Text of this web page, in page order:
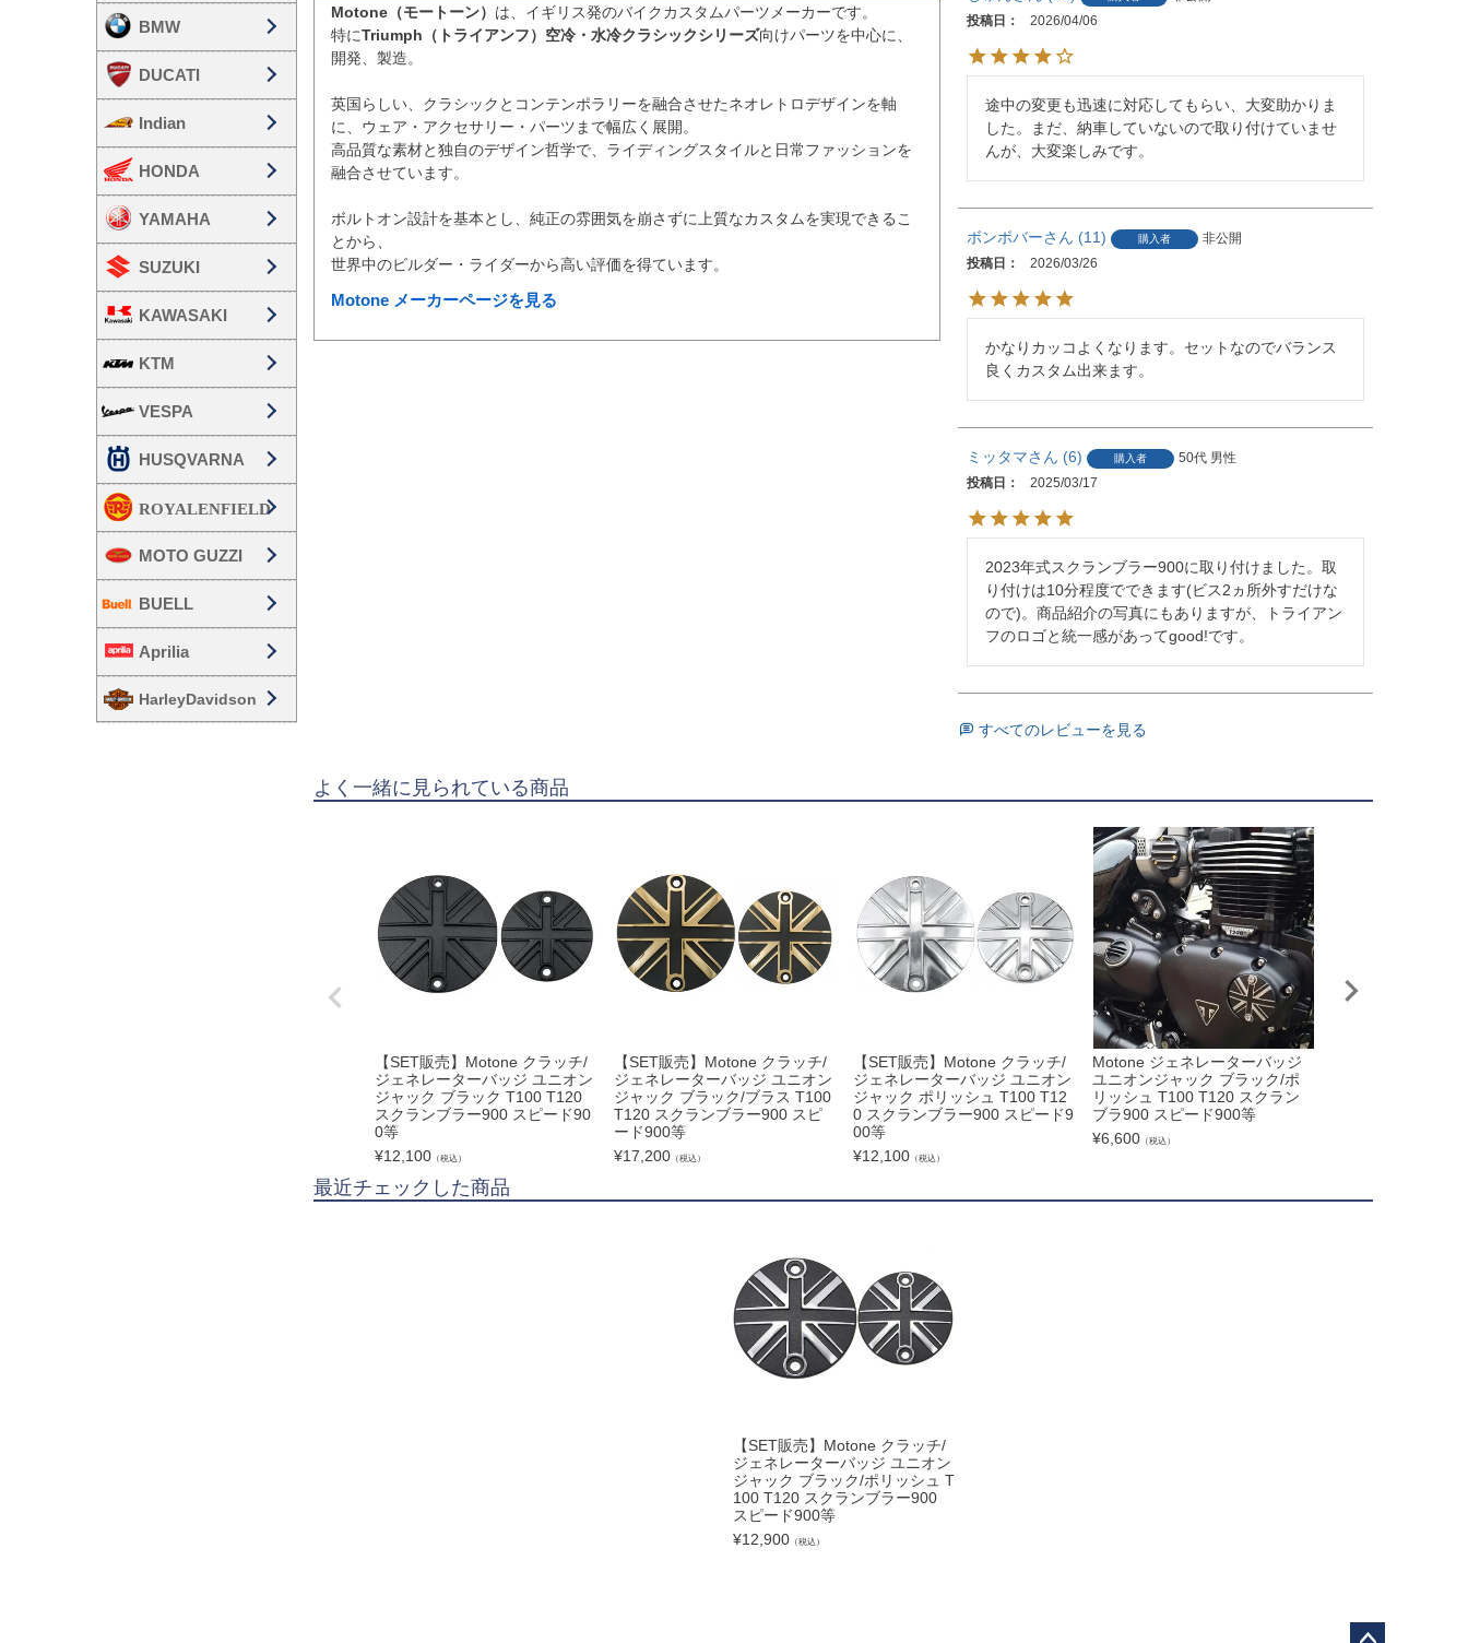
BMW
DUCATI
Indian
HONDA
YAMAHA
SUZUKI
KAWASAKI
KTM
VESPA
HUSQVARNA
MOTO GUZZI
BUELL
Aprilia
HarleyDavidson
Motone（モートーン） は、イギリス発のバイクカスタムパーツメーカーです。
特にTriumph（トライアンフ）空冷・水冷クラシックシリーズ向けパーツを中心に、
開発、製造。
英国らしい、クラシックとコンテンポラリーを融合させたネオレトロデザインを軸
に、ウェア・アクセサリー・パーツまで幅広く展開。
高品質な素材と独自のデザイン哲学で、ライディングスタイルと日常ファッションを
融合させています。
ボルトオン設計を基本とし、純正の雰囲気を崩さずに上質なカスタムを実現できるこ
とから、
Motone メーカーページを見る
投稿日
2026/04/06
途中の変更も迅速に対応してもらい、大変助かりま
した。まだ、納車していないので取り付けていませ
んが、大変楽しみです。
ボンボバー 11 購入者
非公開
投稿日
2026/03/26
かなりカッコよくなります。セットなのでバランス
良くカスタム出来ます。
ミッタマ 6 購入者 50代 男性
投稿日
2025/03/17
2023年式スクランブラー900に取り付けました。取
り付けは10分程度でできます(ビス2ヵ所外すだけな
ので)。商品紹介の写真にもありますが、トライアン
フのロゴと統一感があってgood!です。
すべてのレビューを見る
よく一緒に見られている商品
【SET販売】Motone クラッチ/
ジェネレーターバッジ ユニオン
ジャック ブラック T100 T120
スクランブラー900 スピード90
0等
¥12,100 （税込）
【SET販売】Motone クラッチ/
ジェネレーターバッジ ユニオン
ジャック ブラック/ブラス T100
T120 スクランブラー900 スピ
ード900等
¥17,200 （税込）
【SET販売】Motone クラッチ/
ジェネレーターバッジ ユニオン
ジャック ポリッシュ T100 T12
0 スクランブラー900 スピード9
00等
¥12,100 （税込）
Motone ジェネレーターバッジ
ユニオンジャック ブラック/ポ
リッシュ T100 T120 スクラン
ブラ900 スピード900等
¥6,600 （税込）
最近チェックした商品
【SET販売】Motone クラッチ/
ジェネレーターバッジ ユニオン
ジャック ブラック/ポリッシュ T
100 T120 スクランブラー900
スピード900等
¥12,900（税込）